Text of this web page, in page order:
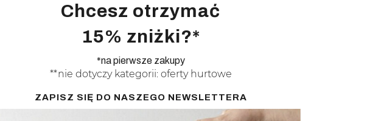
Chcesz otrzymać
15% zniżki?*
*na pierwsze zakupy
**nie dotyczy kategorii: oferty hurtowe
ZAPISZ SIĘ DO NASZEGO NEWSLETTERA